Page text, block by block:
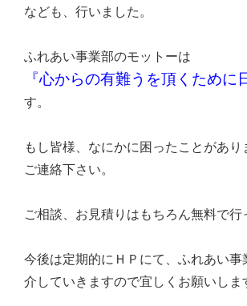
なども、行いました。
ふれあい事業部のモットーは
『心からの有難うを頂くために
す。
もし皆様、なにかに困ったことがあ
ご連絡下さい。
ご相談、お見積りはもちろん無料で行
今後は定期的にＨＰにて、ふれあい事
介していきますので宜しくお願いしま